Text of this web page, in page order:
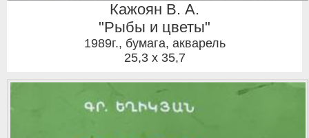
Кажоян В. А.
"Рыбы и цветы"
1989г., бумага, акварель
25,3 x 35,7